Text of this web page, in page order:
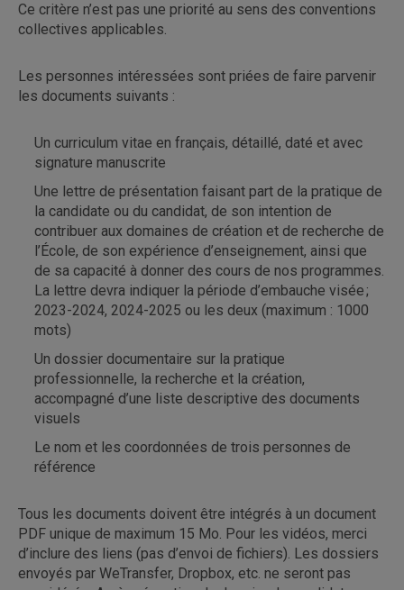
Ce critère n’est pas une priorité au sens des conventions
collectives applicables.
Les personnes intéressées sont priées de faire parvenir
les documents suivants :
Un curriculum vitae en français, détaillé, daté et avec
signature manuscrite
Une lettre de présentation faisant part de la pratique de
la candidate ou du candidat, de son intention de
contribuer aux domaines de création et de recherche de
l’École, de son expérience d’enseignement, ainsi que
de sa capacité à donner des cours de nos programmes.
La lettre devra indiquer la période d’embauche visée ;
2023-2024, 2024-2025 ou les deux (maximum : 1000
mots)
Un dossier documentaire sur la pratique
professionnelle, la recherche et la création,
accompagné d’une liste descriptive des documents
visuels
Le nom et les coordonnées de trois personnes de
référence
Tous les documents doivent être intégrés à un document
PDF unique de maximum 15 Mo. Pour les vidéos, merci
d’inclure des liens (pas d’envoi de fichiers). Les dossiers
envoyés par WeTransfer, Dropbox, etc. ne seront pas